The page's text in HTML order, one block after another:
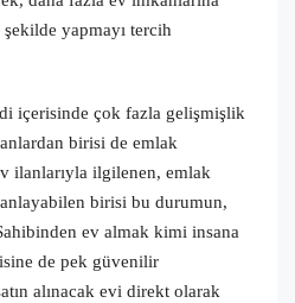
yapmayı tercih
içerisinde çok fazla gelişmişlik
birisi de emlak
ilanlarıyla ilgilenen, emlak
birisi bu durumun,
ev almak kimi insana
de pek güvenilir
alınacak evi direkt olarak